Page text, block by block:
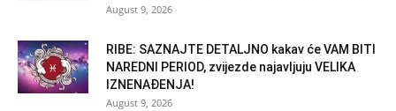
August 9, 2026
RIBE: SAZNAJTE DETALJNO kakav će VAM BITI
NAREDNI PERIOD, zvijezde najavljuju VELIKA
IZNENAĐENJA!
August 9, 2026